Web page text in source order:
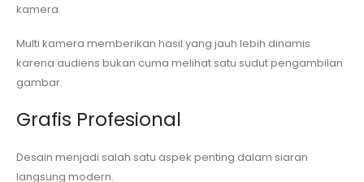
kamera.
Multi kamera memberikan hasil yang jauh lebih dinamis
karena audiens bukan cuma melihat satu sudut pengambilan
gambar.
Grafis Profesional
Desain menjadi salah satu aspek penting dalam siaran
langsung modern.